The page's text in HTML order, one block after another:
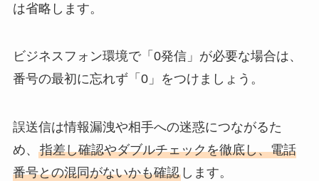
は省略します。
ビジネスフォン環境で「0発信」が必要な場合は、
番号の最初に忘れず「0」をつけましょう。
誤送信は情報漏洩や相手への迷惑につながるた
め、 指差し確認やダブルチェックを徹底し、電話
番号との混同がないかも確認します。